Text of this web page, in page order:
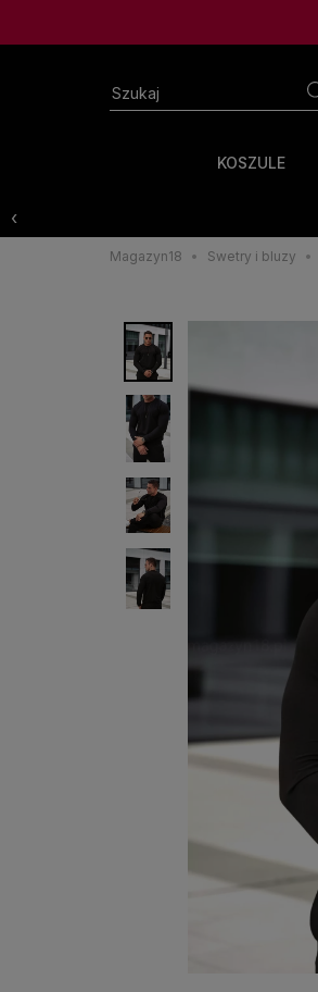
KOSZULE
‹
Magazyn18 Swetry i bluzy